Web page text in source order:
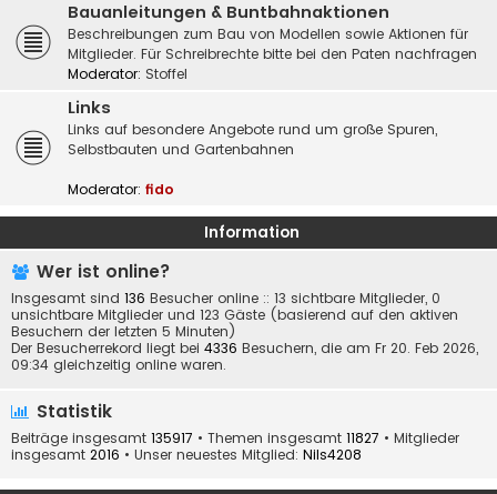
Bauanleitungen & Buntbahnaktionen
Beschreibungen zum Bau von Modellen sowie Aktionen für
Mitglieder. Für Schreibrechte bitte bei den Paten nachfragen
Moderator: Stoffel
Links
Links auf besondere Angebote rund um große Spuren,
Selbstbauten und Gartenbahnen
Moderator: fido
Information
Wer ist online?
Insgesamt sind 136 Besucher online :: 13 sichtbare Mitglieder, 0
unsichtbare Mitglieder und 123 Gäste (basierend auf den aktiven
Besuchern der letzten 5 Minuten)
Der Besucherrekord liegt bei 4336 Besuchern, die am Fr 20. Feb 2026,
09:34 gleichzeitig online waren.
Statistik
Beiträge insgesamt 135917 • Themen insgesamt 11827 • Mitglieder
insgesamt 2016 • Unser neuestes Mitglied: Nils4208